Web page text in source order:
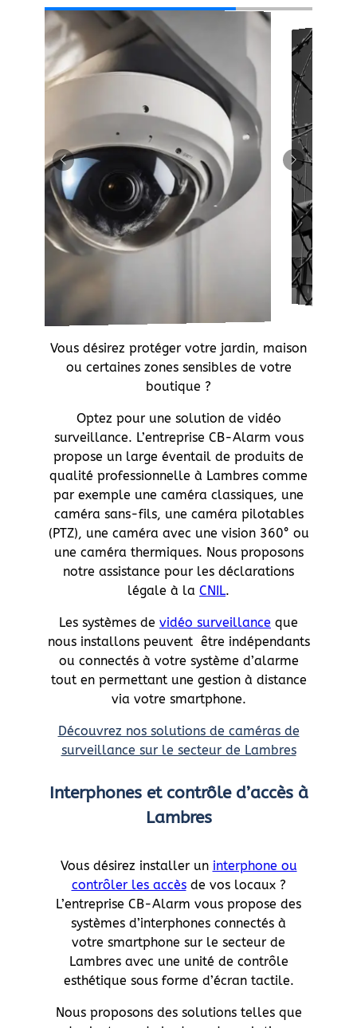
Vous désirez protéger votre jardin, maison
ou certaines zones sensibles de votre
boutique ?
Optez pour une solution de vidéo
surveillance. L’entreprise CB-Alarm vous
propose un large éventail de produits de
qualité professionnelle à Lambres comme
par exemple une caméra classiques, une
caméra sans-fils, une caméra pilotables
(PTZ), une caméra avec une vision 360° ou
une caméra thermiques. Nous proposons
notre assistance pour les déclarations
légale à la CNIL.
Les systèmes de vidéo surveillance que
nous installons peuvent être indépendants
ou connectés à votre système d’alarme
tout en permettant une gestion à distance
via votre smartphone.
Découvrez nos solutions de caméras de
surveillance sur le secteur de Lambres
Interphones et contrôle d’accès à
Lambres
Vous désirez installer un interphone ou
contrôler les accèsde vos locaux ?
L’entreprise CB-Alarm vous propose des
systèmes d’interphones connectés à
votre smartphone sur le secteur de
Lambres avec une unité de contrôle
esthétique sous forme d’écran tactile.
Nous proposons des solutions telles que